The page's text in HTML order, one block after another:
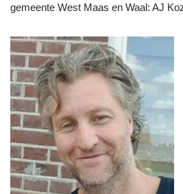
gemeente West Maas en Waal: AJ